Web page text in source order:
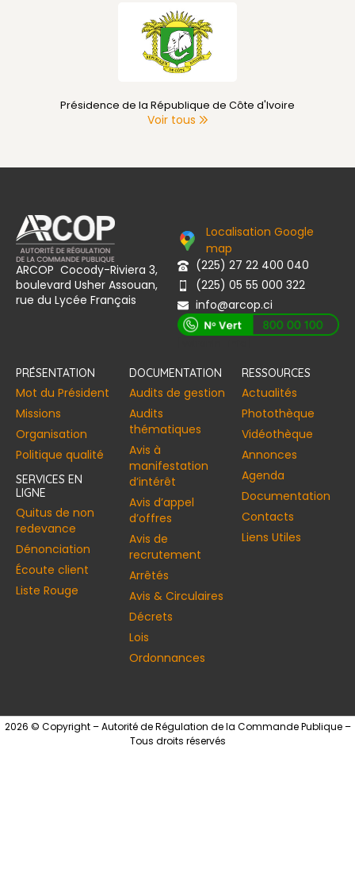
Primature de Côte d'Ivoire
Voir tous
ARCOP Cocody-Riviera 3,
boulevard Usher Assouan,
rue du Lycée Français
Localisation Google
map
(225) 27 22 400 040
(225) 05 55 000 322
info@arcop.ci
PRÉSENTATION
Mot du Président
Missions
Organisation
Politique qualité
SERVICES EN
LIGNE
Quitus de non
redevance
Dénonciation
Écoute client
Liste Rouge
DOCUMENTATION
Audits de gestion
Audits
thématiques
Avis à
manifestation
d’intérêt
Avis d’appel
d’offres
Avis de
recrutement
Arrêtés
Avis & Circulaires
Décrets
Lois
Ordonnances
RESSOURCES
Actualités
Photothèque
Vidéothèque
Annonces​
Agenda
Documentation
Contacts
Liens Utiles
2026 © Copyright – Autorité de Régulation de la Commande Publique –
Tous droits réservés